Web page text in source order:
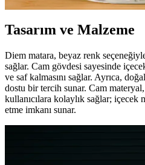
Tasarım ve Malzeme
Diem matara, beyaz renk
sağlar. Cam gövdesi sayesinde
ve saf kalmasını sağlar. Ayrıca,
dostu bir tercih sunar. Cam materyal,
kullanıcılara kolaylık sağlar; içecek
etme imkanı sunar.